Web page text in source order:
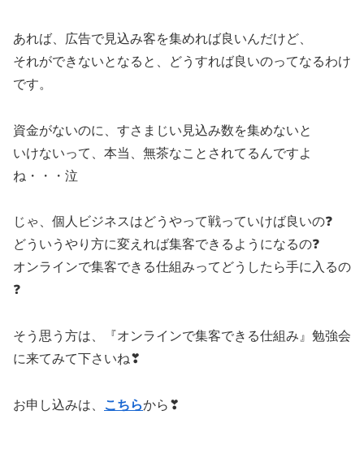
あれば、広告で見込み客を集めれば良いんだけど、
それができないとなると、どうすれば良いのってなるわけ
です。
資金がないのに、すさまじい見込み数を集めないと
いけないって、本当、無茶なことされてるんですよ
ね・・・泣
じゃ、個人ビジネスはどうやって戦っていけば良いの❓
どういうやり方に変えれば集客できるようになるの❓
オンラインで集客できる仕組みってどうしたら手に入るの
❓
そう思う方は、『オンラインで集客できる仕組み』勉強会
に来てみて下さいね❣
お申し込みは、 こちらから❣